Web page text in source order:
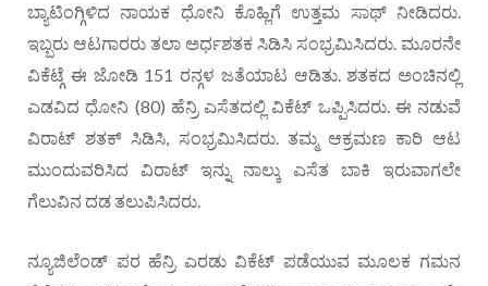
ಬ್ಯಾಟಿಂಗ್ಗಿಳಿದ ನಾಯಕ ಧೋನಿ ಕೊಹ್ಲಿಗೆ ಉತ್ತಮ ಸಾಥ್ ನೀಡಿದರು.
ಇಬ್ಬರು ಆಟಗಾರರು ತಲಾ ಅರ್ಧಶತಕ ಸಿಡಿಸಿ ಸಂಭ್ರಮಿಸಿದರು. ಮೂರನೇ
ವಿಕೆಟ್ಗೆ ಈ ಜೋಡಿ 151 ರನ್ಗಳ ಜತೆಯಾಟ ಆಡಿತು. ಶತಕದ ಅಂಚಿನಲ್ಲಿ
ಎಡವಿದ ಧೋನಿ (80) ಹೆನ್ರಿ ಎಸೆತದಲ್ಲಿ ವಿಕೆಟ್ ಒಪ್ಪಿಸಿದರು. ಈ ನಡುವೆ
ವಿರಾಟ್ ಶತಕ್ ಸಿಡಿಸಿ, ಸಂಭ್ರಮಿಸಿದರು. ತಮ್ಮ ಆಕ್ರಮಣ ಕಾರಿ ಆಟ
ಮುಂದುವರಿಸಿದ ವಿರಾಟ್ ಇನ್ನು ನಾಲ್ಕು ಎಸೆತ ಬಾಕಿ ಇರುವಾಗಲೇ
ಗೆಲುವಿನ ದಡ ತಲುಪಿಸಿದರು.
ನ್ಯೂಜಿಲೆಂಡ್ ಪರ ಹೆನ್ರಿ ಎರಡು ವಿಕೆಟ್ ಪಡೆಯುವ ಮೂಲಕ ಗಮನ